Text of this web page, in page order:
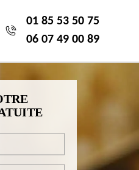
01 85 53 50 75
06 07 49 00 89